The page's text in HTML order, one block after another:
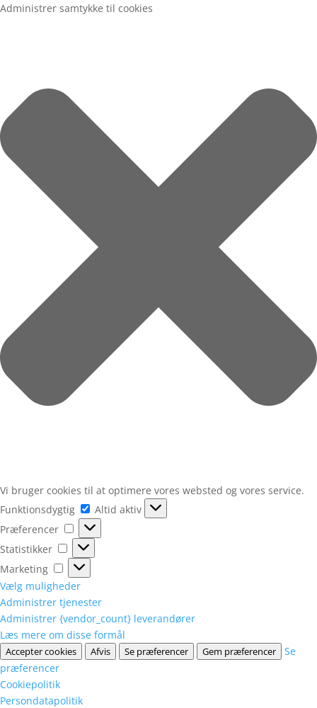
Administrer samtykke til cookies
Vi bruger cookies til at optimere vores websted og vores service.
Funktionsdygtig
Funktionsdygtig
Altid aktiv
Præferencer
Præferencer
Statistikker
Statistikker
Marketing
Marketing
Vælg muligheder
Administrer tjenester
Administrer {vendor_count} leverandører
Læs mere om disse formål
Accepter cookies Afvis Se præferencer Gem præferencer
Se
præferencer
Cookiepolitik
Persondatapolitik